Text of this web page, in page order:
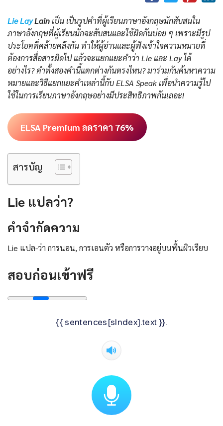
Lie LayLainเป็น เป็นรูปคำที่ผู้เรียนภาษาอังกฤษมักสับสนใน
ภาษาอังกฤษที่ผู้เรียนมักจะสับสนและใช้ผิดกันบ่อย ๆ เพราะมีรูป
ประโยคที่คล้ายคลึงกัน ทำให้ผู้อ่านและผู้ฟังเข้าใจความหมายที่
ต้องการสื่อสารผิดไป แล้วจะแยกแยะคำว่า Lie และ Lay ได้
อย่างไร? คำทั้งสองคำนี้แตกต่างกันตรงไหน? มาร่วมกันค้นหาความ
หมายและวิธีแยกแยะคำเหล่านี้กับ ELSA Speak เพื่อนำความรู้ไป
ใช้ในการเรียนภาษาอังกฤษอย่างมีประสิทธิภาพกันเถอะ!
ELSA Premium ลดราคา 76%
สารบัญ
Lie แปลว่า?
คําจํากัดความ
Lie แปล-ว่า การนอน, การเอนตัว หรือการวางอยู่บนพื้นผิวเรียบ
สอบก่อนเข้าฟรี
{{ sentences[sIndex].text }}.